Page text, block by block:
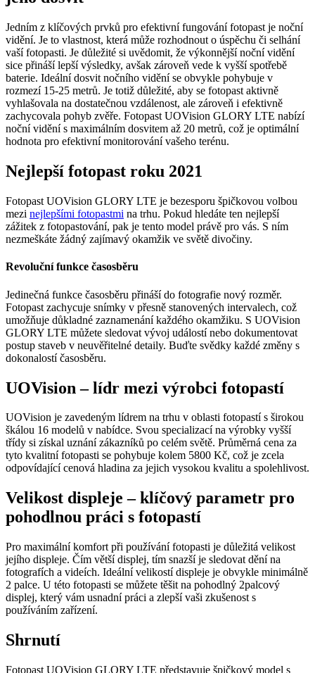
Jedním z klíčových prvků pro efektivní fungování fotopast je noční
vidění. Je to vlastnost, která může rozhodnout o úspěchu či selhání
vaší fotopasti. Je důležité si uvědomit, že výkonnější noční vidění
sice přináší lepší výsledky, avšak zároveň vede k vyšší spotřebě
baterie. Ideální dosvit nočního vidění se obvykle pohybuje v
rozmezí 15-25 metrů. Je totiž důležité, aby se fotopast aktivně
vyhlašovala na dostatečnou vzdálenost, ale zároveň i efektivně
zachycovala pohyb zvěře. Fotopast UOVision GLORY LTE nabízí
noční vidění s maximálním dosvitem až 20 metrů, což je optimální
hodnota pro efektivní monitorování vašeho terénu.
Nejlepší fotopast roku 2021
Fotopast UOVision GLORY LTE je bezesporu špičkovou volbou
mezi nejlepšími fotopastmi na trhu. Pokud hledáte ten nejlepší
zážitek z fotopastování, pak je tento model právě pro vás. S ním
nezmeškáte žádný zajímavý okamžik ve světě divočiny.
Revoluční funkce časosběru
Jedinečná funkce časosběru přináší do fotografie nový rozměr.
Fotopast zachycuje snímky v přesně stanovených intervalech, což
umožňuje důkladné zaznamenání každého okamžiku. S UOVision
GLORY LTE můžete sledovat vývoj událostí nebo dokumentovat
postup staveb v neuvěřitelné detaily. Buďte svědky každé změny s
dokonalostí časosběru.
UOVision – lídr mezi výrobci fotopastí
UOVision je zavedeným lídrem na trhu v oblasti fotopastí s širokou
škálou 16 modelů v nabídce. Svou specializací na výrobky vyšší
třídy si získal uznání zákazníků po celém světě. Průměrná cena za
tyto kvalitní fotopasti se pohybuje kolem 5800 Kč, což je zcela
odpovídající cenová hladina za jejich vysokou kvalitu a spolehlivost.
Velikost displeje – klíčový parametr pro
pohodlnou práci s fotopastí
Pro maximální komfort při používání fotopasti je důležitá velikost
jejího displeje. Čím větší displej, tím snazší je sledovat dění na
fotografích a videích. Ideální velikostí displeje je obvykle minimálně
2 palce. U této fotopasti se můžete těšit na pohodlný 2palcový
displej, který vám usnadní práci a zlepší vaši zkušenost s
používáním zařízení.
Shrnutí
Fotopast UOVision GLORY LTE představuje špičkový model s